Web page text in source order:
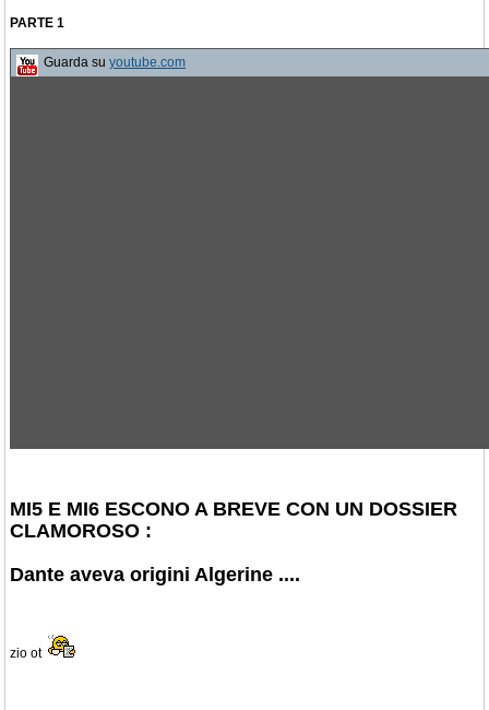
PARTE 1
Guarda su youtube.com
MI5 E MI6 ESCONO A BREVE CON UN DOSSIER
CLAMOROSO :
Dante aveva origini Algerine ....
zio ot